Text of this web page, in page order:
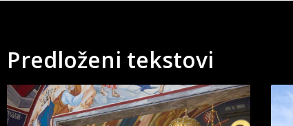
Predloženi tekstovi